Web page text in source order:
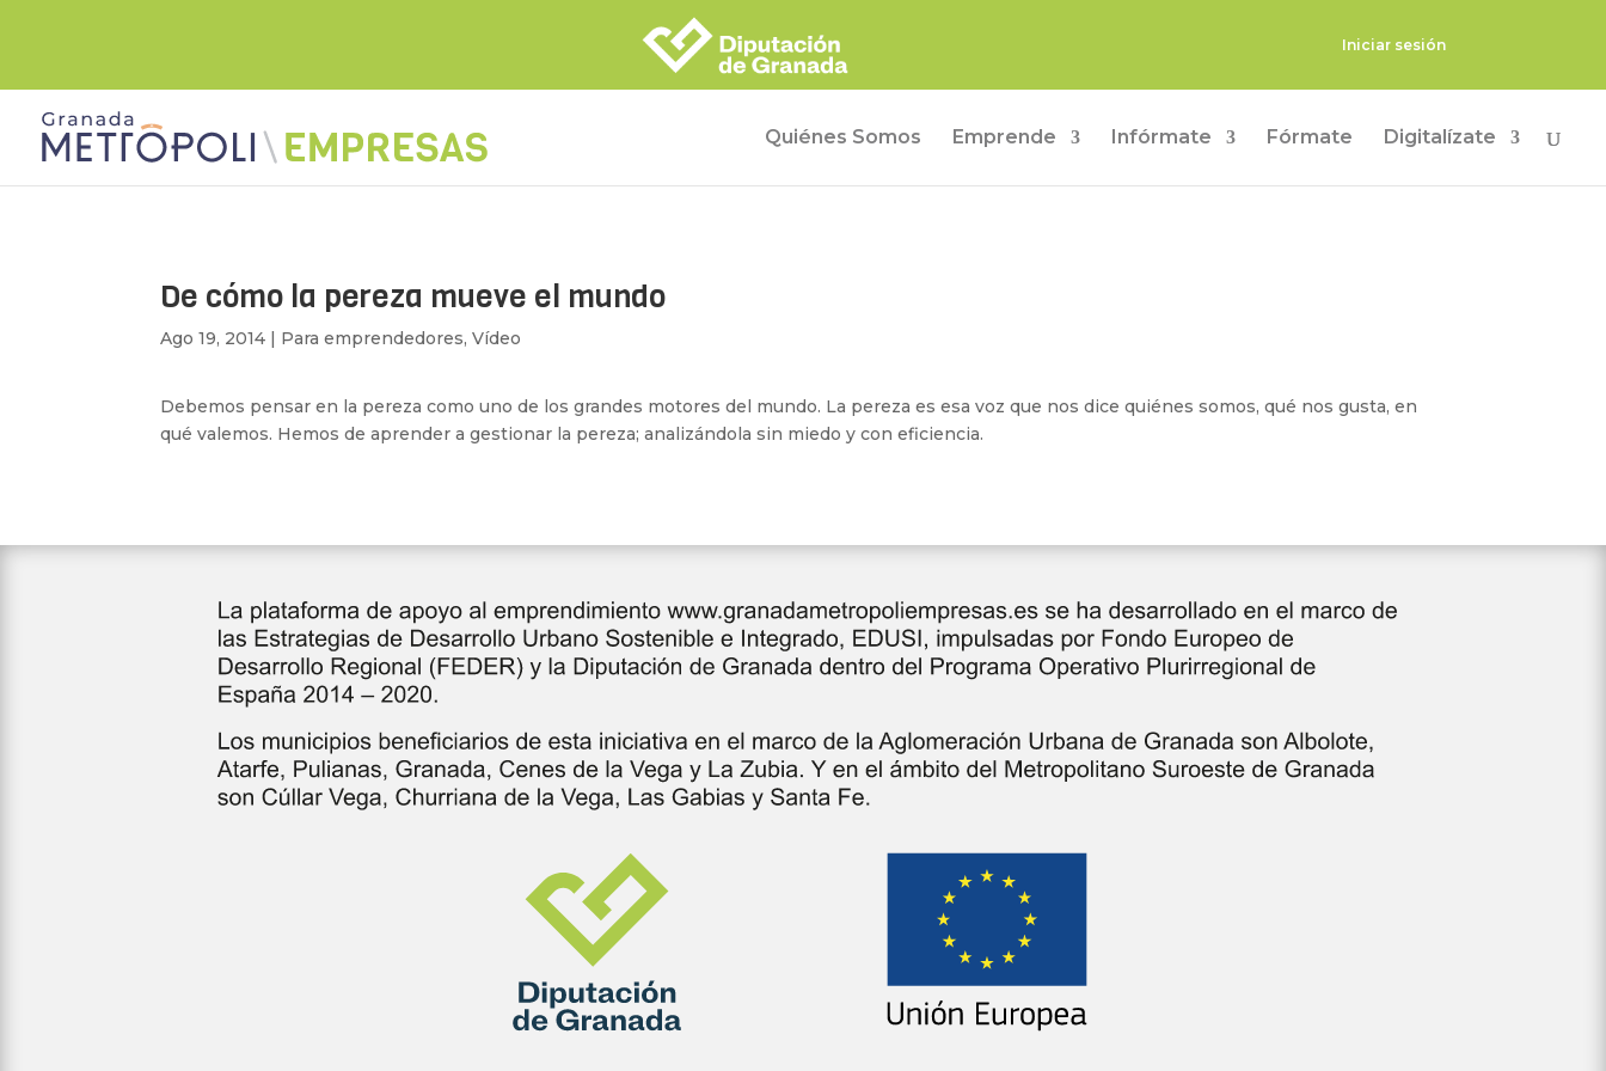
Iniciar sesión
Quiénes Somos Emprende Infórmate Fórmate Digitalízate
De cómo la pereza mueve el mundo
Ago 19, 2014 | Para emprendedores,Vídeo
Debemos pensar en la pereza como uno de los grandes motores del mundo. La pereza es esa voz que nos dice quiénes somos, qué nos gusta, en
qué valemos. Hemos de aprender a gestionar la pereza; analizándola sin miedo y con eficiencia.